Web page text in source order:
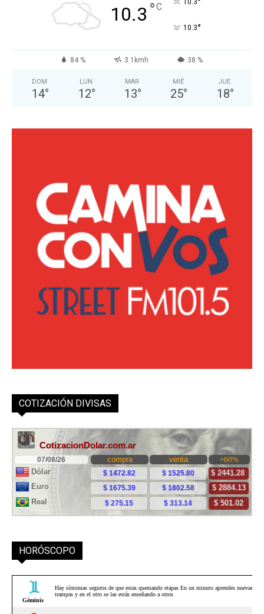
10.3 °C 10.3
10.3°
84 % 3.1kmh 38 %
DOM
14°
LUN
12°
MAR
13°
MIÉ
25°
JUE
18°
COTIZACIÓN DIVISAS
HORÓSCOPO